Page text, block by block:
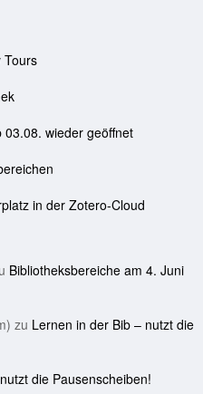
Tours
03.08. wieder geöffnet
in der Zotero-Cloud
Bibliotheksbereiche am 4. Juni
zu Lernen in der Bib – nutzt die
die Pausenscheiben!